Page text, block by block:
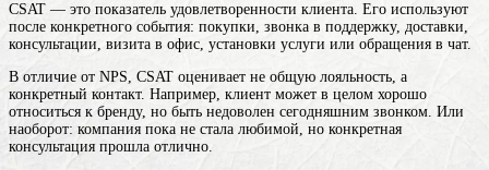
CSAT — это показатель удовлетворенности клиента. Его используют
после конкретного события: покупки, звонка в поддержку, доставки,
консультации, визита в офис, установки услуги или обращения в чат.
В отличие от NPS, CSAT оценивает не общую лояльность, а
конкретный контакт. Например, клиент может в целом хорошо
относиться к бренду, но быть недоволен сегодняшним звонком. Или
наоборот: компания пока не стала любимой, но конкретная
консультация прошла отлично.